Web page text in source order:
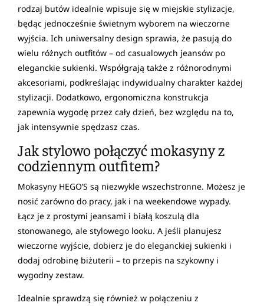
rodzaj butów idealnie wpisuje się w miejskie stylizacje,
będąc jednocześnie świetnym wyborem na wieczorne
wyjścia. Ich uniwersalny design sprawia, że pasują do
wielu różnych outfitów – od casualowych jeansów po
eleganckie sukienki. Współgrają także z różnorodnymi
akcesoriami, podkreślając indywidualny charakter każdej
stylizacji. Dodatkowo, ergonomiczna konstrukcja
zapewnia wygodę przez cały dzień, bez względu na to,
jak intensywnie spędzasz czas.
Jak stylowo połączyć mokasyny z
codziennym outfitem?
Mokasyny HEGO’S są niezwykle wszechstronne. Możesz je
nosić zarówno do pracy, jak i na weekendowe wypady.
Łącz je z prostymi jeansami i białą koszulą dla
stonowanego, ale stylowego looku. A jeśli planujesz
wieczorne wyjście, dobierz je do eleganckiej sukienki i
dodaj odrobinę biżuterii – to przepis na szykowny i
wygodny zestaw.
Idealnie sprawdzą się również w połączeniu z